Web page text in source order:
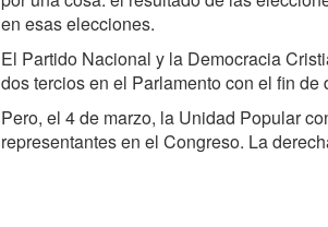
en esas elecciones.
El Partido Nacional y la Democracia
dos tercios en el Parlamento con el fin de
Pero, el 4 de marzo, la Unidad Popular
representantes en el Congreso. La